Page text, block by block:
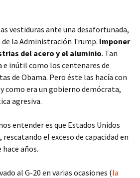
vestiduras ante una desafortunada,
la Administración Trump. Imponer
del acero y el aluminio. Tan
e inútil como los centenares de
de Obama. Pero éste las hacía con
como era un gobierno demócrata,
agresiva.
entender es que Estados Unidos
el exceso de capacidad en
años.
al G-20 en varias ocasiones (la